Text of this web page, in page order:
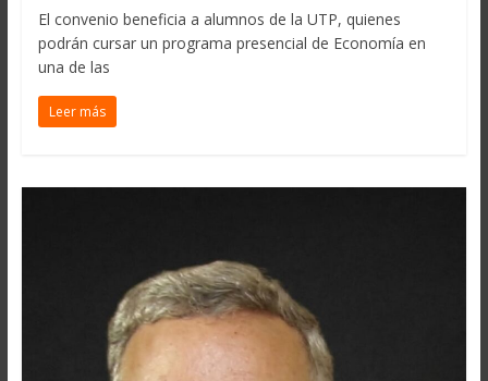
El convenio beneficia a alumnos de la UTP, quienes
podrán cursar un programa presencial de Economía en
una de las
Leer más